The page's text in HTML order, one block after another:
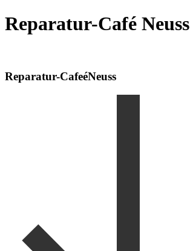
Reparatur-Café Neuss
Reparatur-CafeéNeuss